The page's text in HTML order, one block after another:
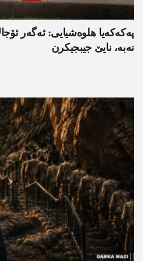
په‌كه‌كه‌یا هلوه‌شیایی: ئەگەر
نه‌به‌، نایێ جیبجیکرن